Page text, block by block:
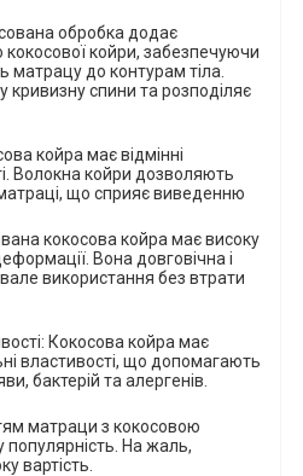
обробка додає
кокосової койри, забезпечуючи
матрацу до контурам тіла.
кривизну спини та розподіляє
койра має відмінні
Волокна койри дозволяють
що сприяє виведенню
кокосова койра має високу
Вона довговічна і
використання без втрати
Кокосова койра має
властивості, що допомагають
бактерій та алергенів.
матраци з кокосовою
На жаль,
вартість.